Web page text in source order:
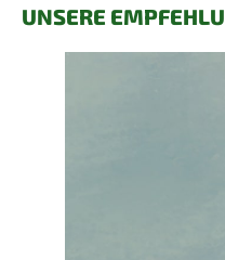
UNSERE